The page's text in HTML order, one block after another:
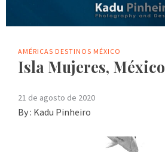
AMÉRICAS DESTINOS MÉXICO
Isla Mujeres, México
21 de agosto de 2020
By : Kadu Pinheiro